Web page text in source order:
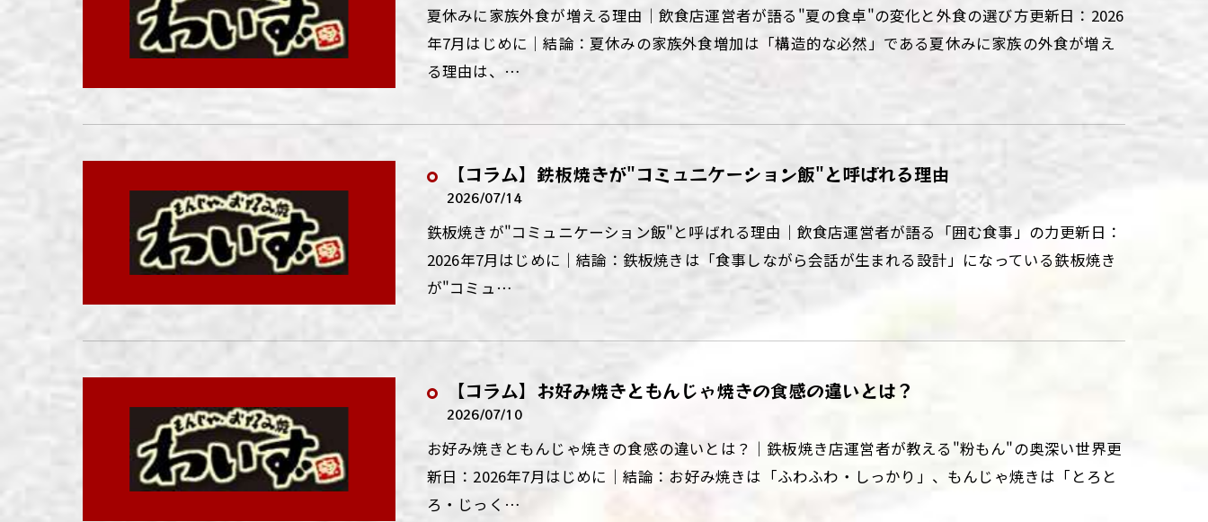
夏休みに家族外食が増える理由｜飲食店運営者が語る"夏の食卓"の変化と外食の選び方更新日：2026
年7月はじめに｜結論：夏休みの家族外食増加は「構造的な必然」である夏休みに家族の外食が増え
る理由は、…
【コラム】鉄板焼きが"コミュニケーション飯"と呼ばれる理由
2026/07/14
鉄板焼きが"コミュニケーション飯"と呼ばれる理由｜飲食店運営者が語る「囲む食事」の力更新日：
2026年7月はじめに｜結論：鉄板焼きは「食事しながら会話が生まれる設計」になっている鉄板焼き
が"コミュ…
【コラム】お好み焼きともんじゃ焼きの食感の違いとは？
2026/07/10
お好み焼きともんじゃ焼きの食感の違いとは？｜鉄板焼き店運営者が教える"粉もん"の奥深い世界更
新日：2026年7月はじめに｜結論：お好み焼きは「ふわふわ・しっかり」、もんじゃ焼きは「とろと
ろ・じっく…